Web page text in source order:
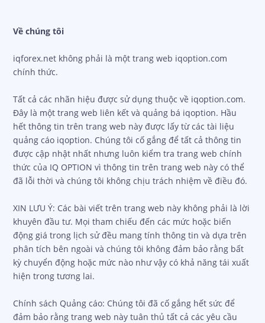
Về chúng tôi
iqforex.net không phải là một trang web iqoption.com
chính thức.
Tất cả các nhãn hiệu được sử dụng thuộc về iqoption.com.
Đây là một trang web liên kết và quảng bá iqoption. Hầu
hết thông tin trên trang web này được lấy từ các tài liệu
quảng cáo iqoption. Chúng tôi cố gắng để tất cả thông tin
được cập nhật nhất nhưng luôn kiểm tra trang web chính
thức của IQ OPTION vì thông tin trên trang web này có thể
đã lỗi thời và chúng tôi không chịu trách nhiệm về điều đó.
XIN LƯU Ý: Các bài viết trên trang web này không phải là lời
khuyên đầu tư. Mọi tham chiếu đến các mức hoặc biến
động giá trong lịch sử đều mang tính thông tin và dựa trên
phân tích bên ngoài và chúng tôi không đảm bảo rằng bất
kỳ chuyển động hoặc mức nào như vậy có khả năng tái xuất
hiện trong tương lai.
Chính sách Quảng cáo: Chúng tôi đã cố gắng hết sức để
đảm bảo rằng trang web này tuân thủ tất cả các yêu cầu